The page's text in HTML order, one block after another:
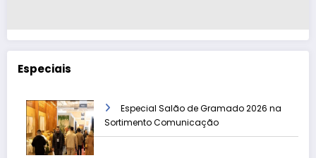
Especiais
Especial Salão de Gramado 2026 na
Sortimento Comunicação